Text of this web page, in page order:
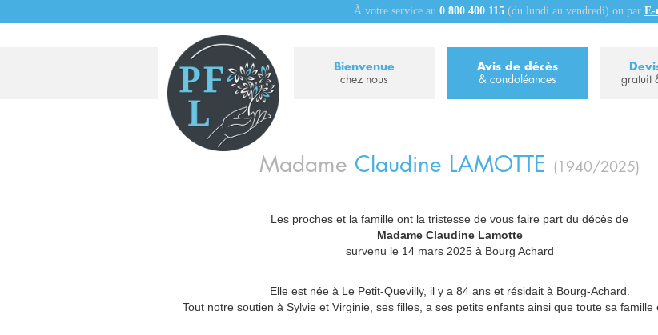
À votre service au 0 800 400 115(du lundi au vendredi) ou par E-
Bienvenue
chez nous
Avis de décès
& condoléances
gratuit
Madame Claudine LAMOTTE (1940/2025)
Les proches et la famille ont la tristesse de vous faire part du décès de
Madame Claudine Lamotte_
survenu le 14 mars 2025 à Bourg Achard
Elle est née à Le Petit-Quevilly, il y a 84 ans et résidait à Bourg-Achard.
Tout notre soutien à Sylvie et Virginie, ses filles, a ses petits enfants ainsi que toute sa famille